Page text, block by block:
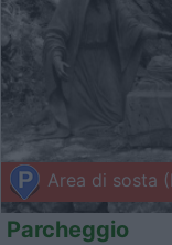
Area di sosta
Parcheggio